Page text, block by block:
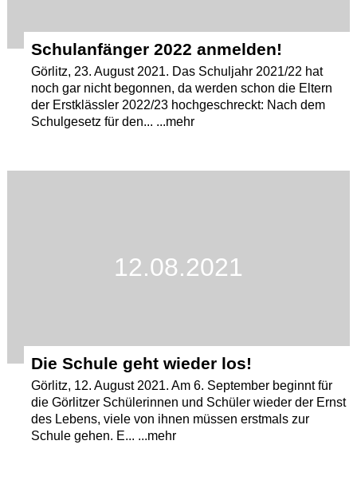
Schulanfänger 2022 anmelden!
Görlitz, 23. August 2021. Das Schuljahr 2021/22 hat
noch gar nicht begonnen, da werden schon die Eltern
der Erstklässler 2022/23 hochgeschreckt: Nach dem
Schulgesetz für den... ...mehr
12.08.2021
Die Schule geht wieder los!
Görlitz, 12. August 2021. Am 6. September beginnt für
die Görlitzer Schülerinnen und Schüler wieder der Ernst
des Lebens, viele von ihnen müssen erstmals zur
Schule gehen. E... ...mehr